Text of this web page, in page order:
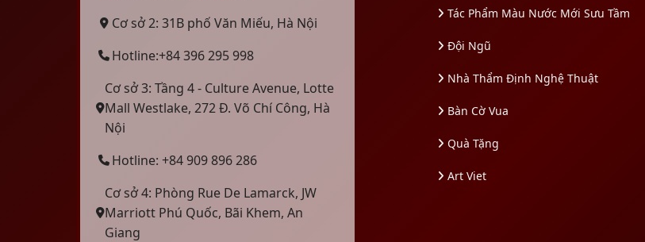
Cơ sở 2: 31B phố Văn Miếu, Hà Nội
Hotline:+84 396 295 998
Cơ sở 3: Tầng 4 - Culture Avenue, Lotte
Mall Westlake, 272 Đ. Võ Chí Công, Hà
Nội
Hotline: +84 909 896 286
Cơ sở 4: Phòng Rue De Lamarck, JW
Marriott Phú Quốc, Bãi Khem, An
Giang
Tác Phẩm Màu Nước Mới Sưu Tầm
Đội Ngũ
Nhà Thẩm Định Nghệ Thuật
Bàn Cờ Vua
Quà Tặng
Art Viet